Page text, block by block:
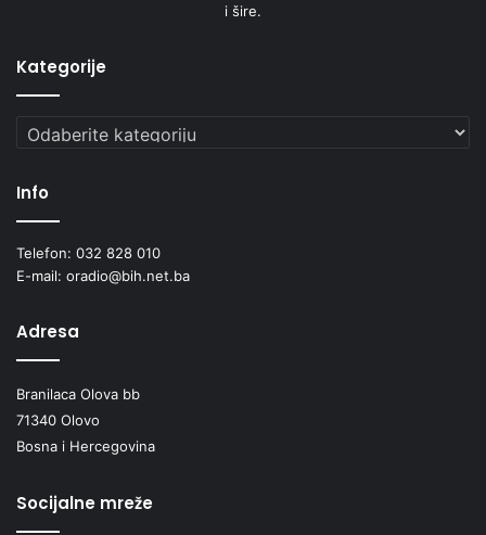
i šire.
Kategorije
Kategorije
Info
Telefon: 032 828 010
E-mail: oradio@bih.net.ba
Adresa
Branilaca Olova bb
71340 Olovo
Bosna i Hercegovina
Socijalne mreže